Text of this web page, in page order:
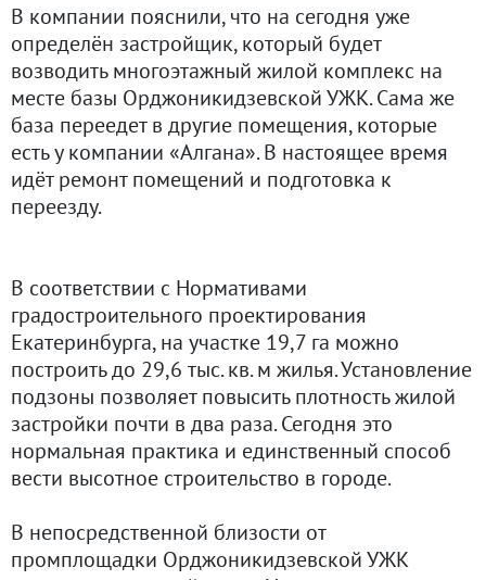
В компании пояснили, что на сегодня уже
определён застройщик, который будет
возводить многоэтажный жилой комплекс на
месте базы Орджоникидзевской УЖК. Сама же
база переедет в другие помещения, которые
есть у компании «Алгана». В настоящее время
идёт ремонт помещений и подготовка к
переезду.
В соответствии с Нормативами
градостроительного проектирования
Екатеринбурга, на участке 19,7 га можно
построить до 29,6 тыс. кв. м жилья. Установление
подзоны позволяет повысить плотность жилой
застройки почти в два раза. Сегодня это
нормальная практика и единственный способ
вести высотное строительство в городе.
В непосредственной близости от
промплощадки Орджоникидзевской УЖК